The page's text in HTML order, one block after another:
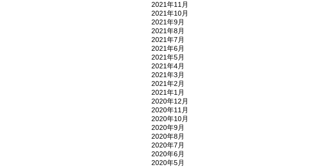
2021年11月
2021年10月
2021年9月
2021年8月
2021年7月
2021年6月
2021年5月
2021年4月
2021年3月
2021年2月
2021年1月
2020年12月
2020年11月
2020年10月
2020年9月
2020年8月
2020年7月
2020年6月
2020年5月